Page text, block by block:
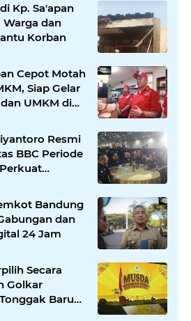
Kp. Sa'apan
dan
Korban
Cepot Motah
Siap Gelar
UMKM di
Resmi
BBC Periode
Bandung
dan
24 Jam
Secara
Golkar
Baru